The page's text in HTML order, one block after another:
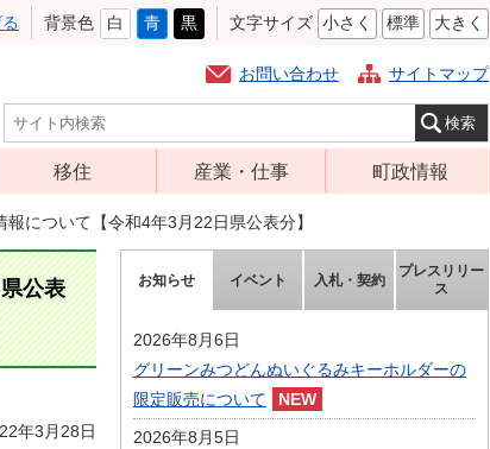
背景色 白 青 黒 文字サイズ 小さく 標準 大きく
お問い合わせ サイトマップ
移住 産業・仕事
経営支援・金融
就労支援
農林業振興
届出・証明・法
令・規制
町政情報
組織案内
庁舎案内
ふるさと納税
について【令和4年3月22日県公表分】
公表
年3月28日
お知らせ イベント 入札・契約
プレスリリー
ス
2026年8月6日
グリーンみつどんぬいぐるみキーホルダーの
限定販売について
2026年8月5日